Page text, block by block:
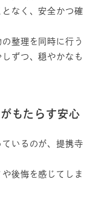
なく、安全かつ確
整理を同時に行う
ずつ、穏やかなも
もたらす安心
いるのが、提携寺
後悔を感じてしま